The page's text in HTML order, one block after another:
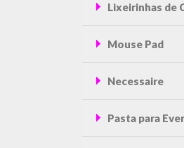
Lixeirinhas de
Mouse Pad
Necessaire
Pasta para